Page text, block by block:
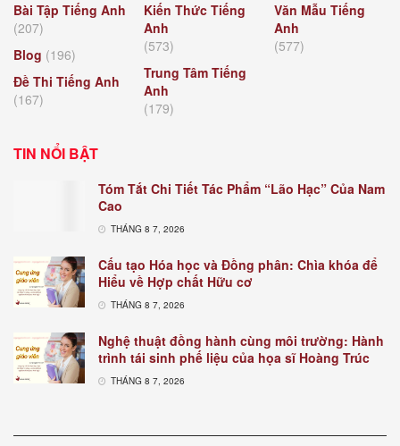
Bài Tập Tiếng Anh
(207)
Blog (196)
Đề Thi Tiếng Anh
(167)
Kiến Thức Tiếng
Anh
(573)
Trung Tâm Tiếng
Anh
(179)
Văn Mẫu Tiếng
Anh
(577)
TIN NỔI BẬT
Tóm Tắt Chi Tiết Tác Phẩm “Lão Hạc” Của Nam
Cao
THÁNG 8 7, 2026
Cấu tạo Hóa học và Đồng phân: Chìa khóa để
Hiểu về Hợp chất Hữu cơ
THÁNG 8 7, 2026
Nghệ thuật đồng hành cùng môi trường: Hành
trình tái sinh phế liệu của họa sĩ Hoàng Trúc
THÁNG 8 7, 2026